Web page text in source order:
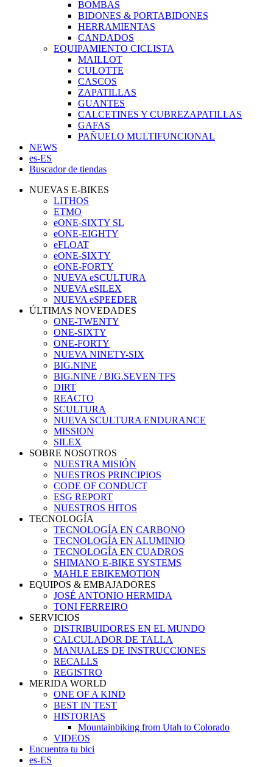
BOMBAS
BIDONES & PORTABIDONES
HERRAMIENTAS
CANDADOS
EQUIPAMIENTO CICLISTA
MAILLOT
CULOTTE
CASCOS
ZAPATILLAS
GUANTES
CALCETINES Y CUBREZAPATILLAS
GAFAS
PAÑUELO MULTIFUNCIONAL
NEWS
es-ES
Buscador de tiendas
NUEVAS E-BIKES
LITHOS
ETMO
eONE-SIXTY SL
eONE-EIGHTY
eFLOAT
eONE-SIXTY
eONE-FORTY
NUEVA eSCULTURA
NUEVA eSILEX
NUEVA eSPEEDER
ÚLTIMAS NOVEDADES
ONE-TWENTY
ONE-SIXTY
ONE-FORTY
NUEVA NINETY-SIX
BIG.NINE
BIG.NINE / BIG.SEVEN TFS
DIRT
REACTO
SCULTURA
NUEVA SCULTURA ENDURANCE
MISSION
SILEX
SOBRE NOSOTROS
NUESTRA MISIÓN
NUESTROS PRINCIPIOS
CODE OF CONDUCT
ESG REPORT
NUESTROS HITOS
TECNOLOGÍA
TECNOLOGÍA EN CARBONO
TECNOLOGÍA EN ALUMINIO
TECNOLOGÍA EN CUADROS
SHIMANO E-BIKE SYSTEMS
MAHLE EBIKEMOTION
EQUIPOS & EMBAJADORES
JOSÉ ANTONIO HERMIDA
TONI FERREIRO
SERVICIOS
DISTRIBUIDORES EN EL MUNDO
CALCULADOR DE TALLA
MANUALES DE INSTRUCCIONES
RECALLS
REGISTRO
MERIDA WORLD
ONE OF A KIND
BEST IN TEST
HISTORIAS
Mountainbiking from Utah to Colorado
VIDEOS
Encuentra tu bici
es-ES